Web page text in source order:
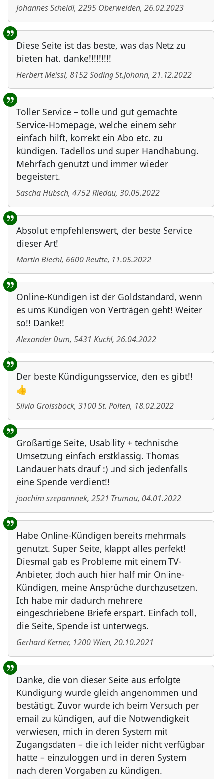
Johannes Scheidl, 2295 Oberweiden, 26.02.2023
Diese Seite ist das beste, was das Netz zu
bieten hat. danke!!!!!!!!!
Herbert Meissl, 8152Söding St.Johann, 21.12.2022
Toller Service – tolle und gut gemachte
Service-Homepage, welche einem sehr
einfach hilft, korrekt ein Abo etc. zu
kündigen. Tadellos und super Handhabung.
Mehrfach genutzt und immer wieder
begeistert.
Sascha Hübsch, 4752Riedau, 30.05.2022
Absolut empfehlenswert, der beste Service
dieser Art!
Martin Biechl, 6600Reutte, 11.05.2022
Online-Kündigen ist der Goldstandard, wenn
es ums Kündigen von Verträgen geht! Weiter
so!! Danke!!
Alexander Dum, 5431 Kuchl, 26.04.2022
Der beste Kündigungsservice, den es gibt!!
👍
Silvia Groissböck, 3100St. Pölten, 18.02.2022
Großartige Seite, Usability + technische
Umsetzung einfach erstklassig. Thomas
Landauer hats drauf :) und sich jedenfalls
eine Spende verdient!!
joachim szepannnek, 2521 Trumau, 04.01.2022
Habe Online-Kündigen bereits mehrmals
genutzt. Super Seite, klappt alles perfekt!
Diesmal gab es Probleme mit einem TV-
Anbieter, doch auch hier half mir Online-
Kündigen, meine Ansprüche durchzusetzen.
Ich habe mir dadurch mehrere
eingeschriebene Briefe erspart. Einfach toll,
die Seite, Spende ist unterwegs.
Gerhard Kerner, 1200 Wien, 20.10.2021
Danke, die von dieser Seite aus erfolgte
Kündigung wurde gleich angenommen und
bestätigt. Zuvor wurde ich beim Versuch per
email zu kündigen, auf die Notwendigkeit
verwiesen, mich in deren System mit
Zugangsdaten – die ich leider nicht verfügbar
hatte – einzuloggen und in deren System
nach deren Vorgaben zu kündigen.